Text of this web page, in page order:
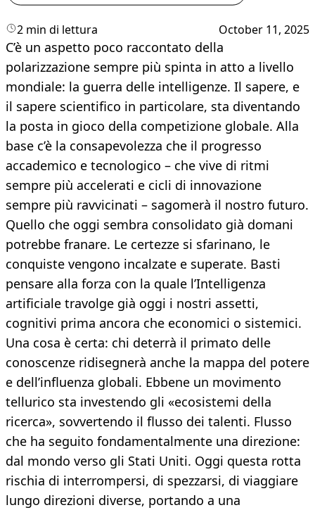
2 min di lettura October 11, 2025
C’è un aspetto poco raccontato della
polarizzazione sempre più spinta in atto a livello
mondiale: la guerra delle intelligenze. Il sapere, e
il sapere scientifico in particolare, sta diventando
la posta in gioco della competizione globale. Alla
base c’è la consapevolezza che il progresso
accademico e tecnologico – che vive di ritmi
sempre più accelerati e cicli di innovazione
sempre più ravvicinati – sagomerà il nostro futuro.
Quello che oggi sembra consolidato già domani
potrebbe franare. Le certezze si sfarinano, le
conquiste vengono incalzate e superate. Basti
pensare alla forza con la quale l’Intelligenza
artificiale travolge già oggi i nostri assetti,
cognitivi prima ancora che economici o sistemici.
Una cosa è certa: chi deterrà il primato delle
conoscenze ridisegnerà anche la mappa del potere
e dell’influenza globali. Ebbene un movimento
tellurico sta investendo gli «ecosistemi della
ricerca», sovvertendo il flusso dei talenti. Flusso
che ha seguito fondamentalmente una direzione:
dal mondo verso gli Stati Uniti. Oggi questa rotta
rischia di interrompersi, di spezzarsi, di viaggiare
lungo direzioni diverse, portando a una